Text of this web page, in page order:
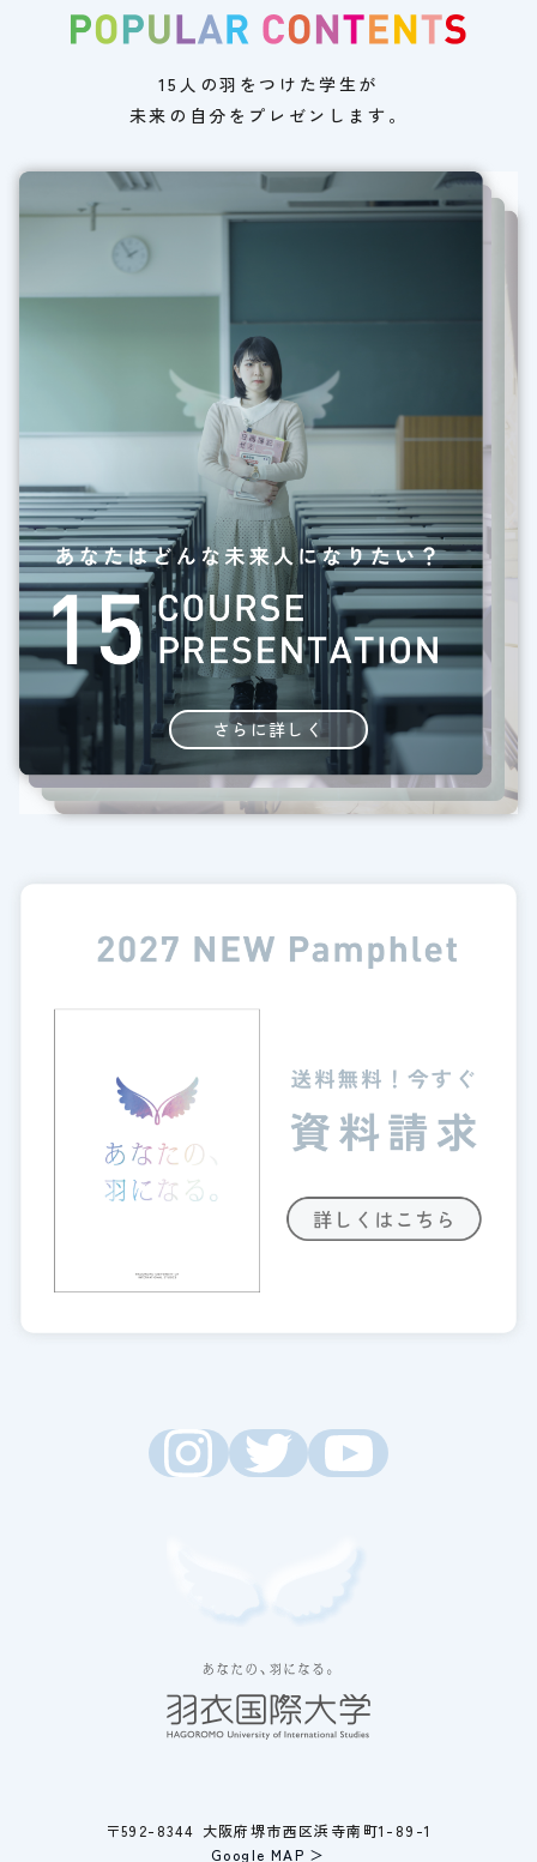
15人の羽をつけた学生が
未来の自分をプレゼンします。
さらに詳しく
〒592-8344 大阪府堺市西区浜寺南町1-89-1
Google MAP ＞